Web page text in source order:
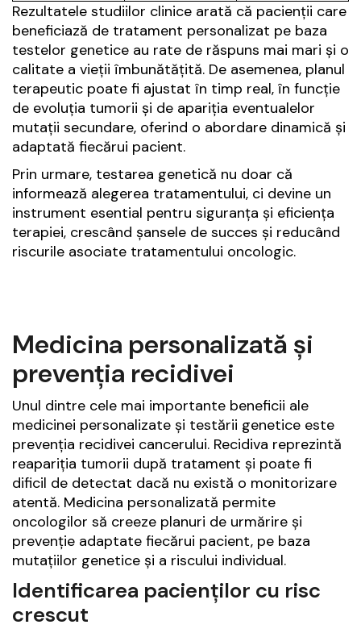
Rezultatele studiilor clinice arată că pacienții care
beneficiază de tratament personalizat pe baza
testelor genetice au rate de răspuns mai mari și o
calitate a vieții îmbunătățită. De asemenea, planul
terapeutic poate fi ajustat în timp real, în funcție
de evoluția tumorii și de apariția eventualelor
mutații secundare, oferind o abordare dinamică și
adaptată fiecărui pacient.
Prin urmare, testarea genetică nu doar că
informează alegerea tratamentului, ci devine un
instrument esential pentru siguranța și eficiența
terapiei, crescând șansele de succes și reducând
riscurile asociate tratamentului oncologic.
Medicina personalizată și
prevenția recidivei
Unul dintre cele mai importante beneficii ale
medicinei personalizate și testării genetice este
prevenția recidivei cancerului. Recidiva reprezintă
reapariția tumorii după tratament și poate fi
dificil de detectat dacă nu există o monitorizare
atentă. Medicina personalizată permite
oncologilor să creeze planuri de urmărire și
prevenție adaptate fiecărui pacient, pe baza
mutațiilor genetice și a riscului individual.
Identificarea pacienților cu risc
crescut